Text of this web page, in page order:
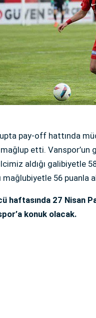
pay-off hattında
mağlup etti.
aldığı galibiyetle
mağlubiyetle 56 puanla
haftasında 27 Nisan
konuk olacak.